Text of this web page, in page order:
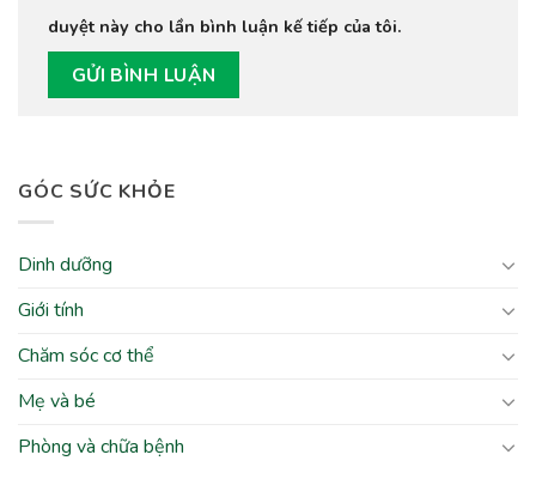
GÓC SỨC KHỎE
Dinh dưỡng
Giới tính
Chăm sóc cơ thể
Mẹ và bé
Phòng và chữa bệnh
duyệt này cho lần bình luận kế tiếp của tôi.